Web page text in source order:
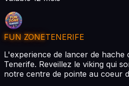
FUN ZONETENERIFE
L'experience de lancer de hache
Tenerife. Reveillez le viking qui
notre centre de pointe au coeur